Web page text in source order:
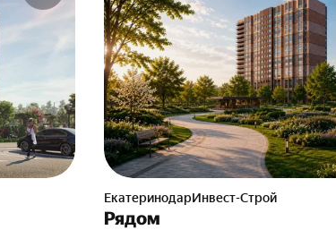
ЕкатеринодарИнвест-Строй
Рядом